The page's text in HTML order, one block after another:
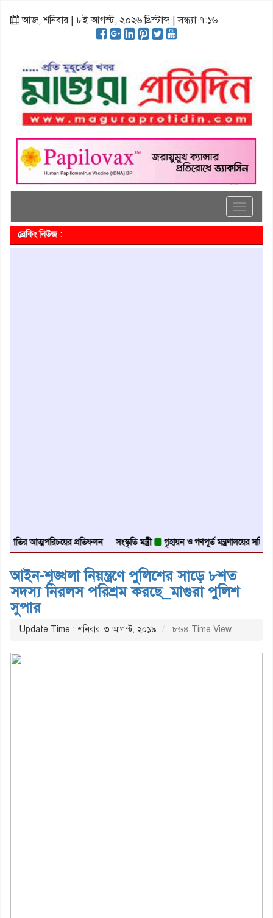
আজ, শনিবার | ৮ই আগস্ট, ২০২৬ খ্রিস্টাব্দ | সন্ধ্যা ৭:১৬
Toggle
ব্রেকিং নিউজ :
প্রতিফলন — সংস্কৃতি মন্ত্রী গৃহায়ন ও গণপূর্ত মন্ত্রণালয়ের সচিব হলেন মাগুরার
আইন-শৃঙ্খলা নিয়ন্ত্রণে পুলিশের সাড়ে ৮শত
সদস্য নিরলস পরিশ্রম করছে_মাগুরা পুলিশ
সুপার
Update Time : শনিবার, ৩ আগস্ট, ২০১৯ ৮৬৪ Time View